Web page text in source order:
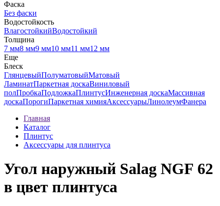
Фаска
Без фаски
Водостойкость
ВлагостойкийВодостойкий
Толщина
7 мм8 мм9 мм10 мм11 мм12 мм
Еще
Блеск
ГлянцевыйПолуматовыйМатовый
ЛаминатПаркетная доскаВиниловый
полПробкаПодложкаПлинтусИнженерная доскаМассивная
доскаПорогиПаркетная химияАксессуарыЛинолеумФанера
Главная
Каталог
Плинтус
Аксессуары для плинтуса
Угол наружный Salag NGF 62
в цвет плинтуса